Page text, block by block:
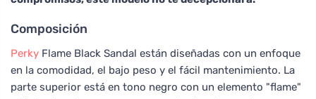
Composición
Perky Flame Black Sandal están diseñadas con un enfoque
en la comodidad, el bajo peso y el fácil mantenimiento. La
parte superior está en tono negro con un elemento "flame"